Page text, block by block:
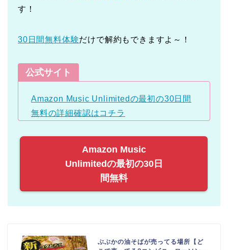
す！
30日間無料体験だけで解約もできますよ～！
公式サイト
Amazon Music Unlimitedの最初の30日間
無料の詳細確認はコチラ
Amazon Music
Unlimitedの最初の30日
間無料
ぶぶかの油そばが売ってる場所【ど